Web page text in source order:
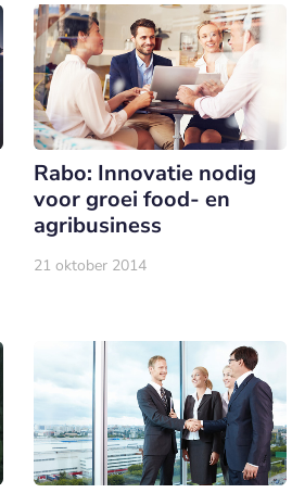
Rabo: Innovatie nodig
voor groei food- en
agribusiness
21 oktober 2014